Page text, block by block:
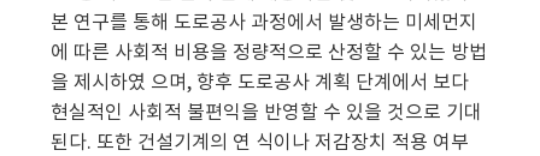
본 연구를 통해 도로공사 과정에서 발생하는 미세먼지
에 따른 사회적 비용을 정량적으로 산정할 수 있는 방법
을 제시하였 으며, 향후 도로공사 계획 단계에서 보다
현실적인 사회적 불편익을 반영할 수 있을 것으로 기대
된다. 또한 건설기계의 연 식이나 저감장치 적용 여부